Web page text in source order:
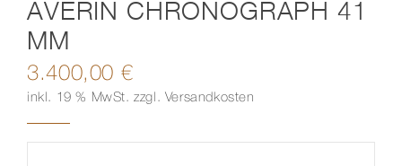
AVERIN CHRONOGRAPH 41
MM
3.400,00 €
inkl. 19 % MwSt. zzgl. Versandkosten